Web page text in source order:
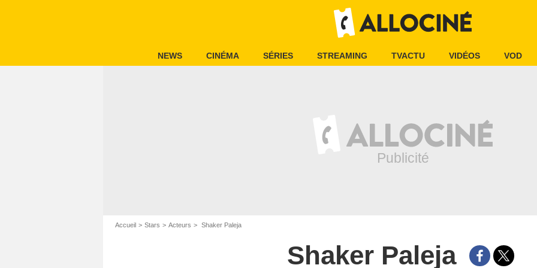
NEWS CINÉMA SÉRIES STREAMING TVACTU VIDÉOS VOD
Accueil Stars Acteurs Shaker Paleja
Shaker Paleja